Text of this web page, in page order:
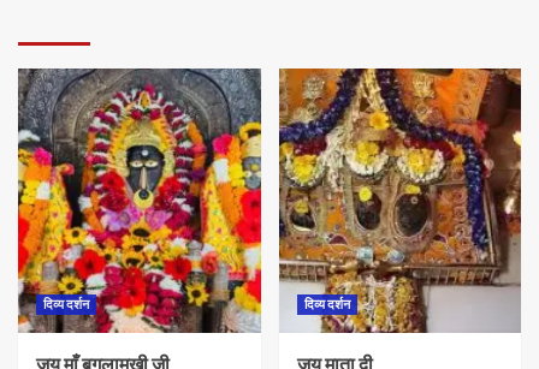
दिव्य दर्शन
जय माँ बगलामुखी जी
दिव्य दर्शन
जय माता दी